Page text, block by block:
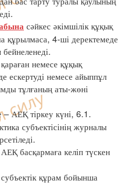
сәйкес әкімшілік құқық
құрылмаса, 4-ші деректемеде
немесе құқық
ескертуді немесе айыппұл
тұлғаның аты-жөні
АЕҚ тіркеу күні, 6.1.
субъектісінің журналы
басқармаға келіп түскен
құрам бойынша